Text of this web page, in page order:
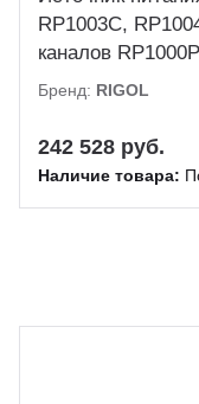
RP1003C,
каналов RP1000P
Бренд: RIGOL
242 528 руб.
Наличие товара: